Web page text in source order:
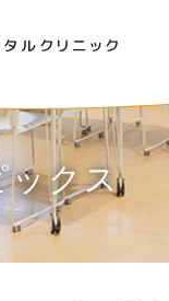
ックス